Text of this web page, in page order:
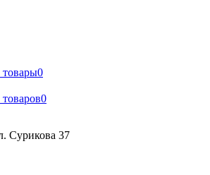
0
0
Сурикова 37